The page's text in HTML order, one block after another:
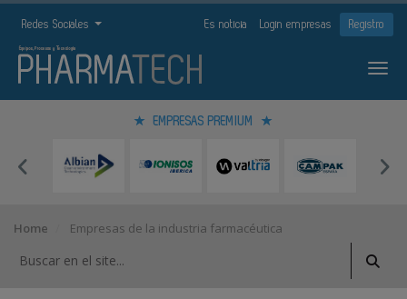
Redes Sociales Es noticia Login empresas Registro
EMPRESAS PREMIUM
Home Empresas de la industria farmacéutica